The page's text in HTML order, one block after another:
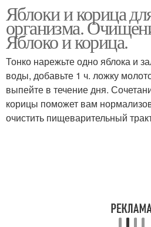
Напитки для похудения
Вод с корицей
Яблоки и корица
организма.
Яблоко и корица.
Тонко нарежьте одно яблока и
воды, добавьте 1 ч. ложку
выпейте в течение дня.
корицы поможет вам
очистить пищеварительный